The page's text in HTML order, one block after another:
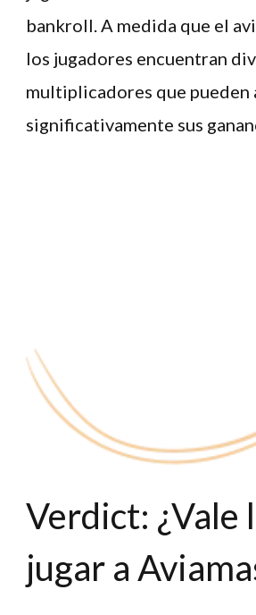
bankroll. A medida que el
los jugadores encuentran
multiplicadores que pueden
significativamente sus
Verdict: ¿Vale
jugar a